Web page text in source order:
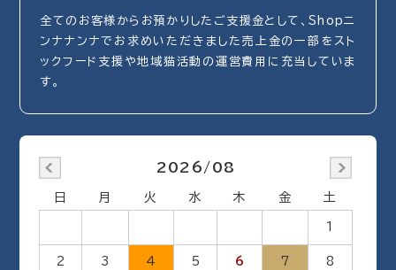
全てのお客様からお預かりしたご支援金として、Shopニ
ンナナンナでお求めいただきました売上金の一部をスト
ックフード支援や地域猫活動の運営費用に充当していま
す。
2026/08
日 月 火 水 木 金 土
2 3 4 5 6 7 8